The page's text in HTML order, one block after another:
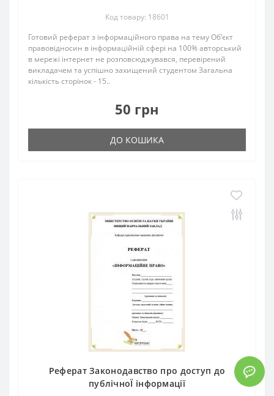
Код товару: 18601
Готовий реферат з інформаційного права на тему Об'єкт
правовідносин в інформаційній сфері на 100% авторський
в мережі інтернет не розповсюджувався, перевірений
викладачем та успішно захищений студентом Загальна
кількість сторінок - 15..
50 грн
ДО КОШИКА
Реферат Законодавство про доступ до
публічноЇ інформації